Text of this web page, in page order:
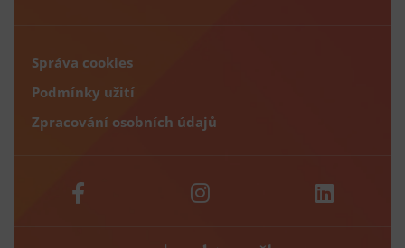
Správa cookies
Podmínky užití
Zpracování osobních údajů